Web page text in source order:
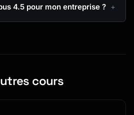
4.5 pour mon entreprise ?
cours